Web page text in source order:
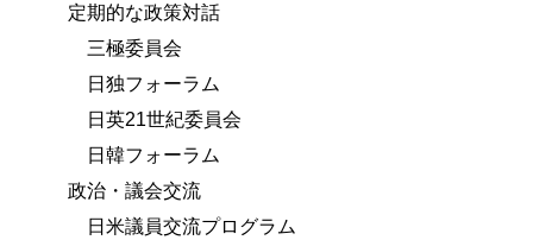
定期的な政策対話
三極委員会
日独フォーラム
日英21世紀委員会
日韓フォーラム
政治・議会交流
日米議員交流プログラム